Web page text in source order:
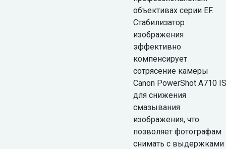
объективах серии EF.
Стабилизатор
изображения
эффективно
компенсирует
сотрясение камеры
Canon PowerShot A710 IS
для снижения
смазывания
изображения, что
позволяет фотографам
снимать с выдержками